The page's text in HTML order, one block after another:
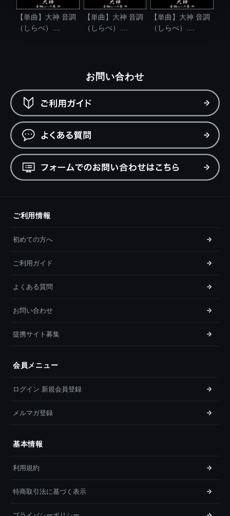
【単曲】大神 音調
（しらべ）....
【単曲】大神 音調
（しらべ）....
【単曲】大神 音調
（しらべ）....
お問い合わせ
ご利用情報
初めての方へ
ご利用ガイド
よくある質問
お問い合わせ
提携サイト募集
会員メニュー
ログイン 新規会員登録
メルマガ登録
基本情報
利用規約
特商取引法に基づく表示